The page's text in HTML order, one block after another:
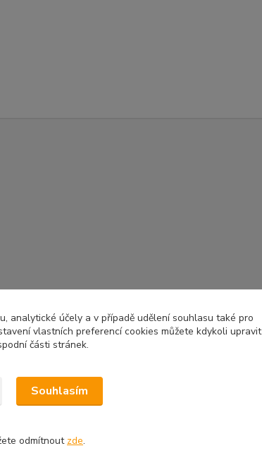
sběr cookies.
analytické účely a v případě udělení souhlasu také pro
vlastních preferencí cookies můžete kdykoli upravit
části stránek.
Souhlasím
odmítnout zde.